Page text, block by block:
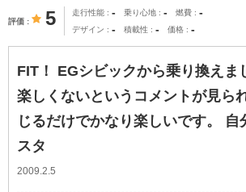
評価 5 走行性能 - 乗り心地 - 燃費 -
デザイン - 積載性 - 価格 -
FIT！ EGシビックから乗り換えま
楽しくないというコメントが見ら
じるだけでかなり楽しいです。 自
スタ
2009.2.5